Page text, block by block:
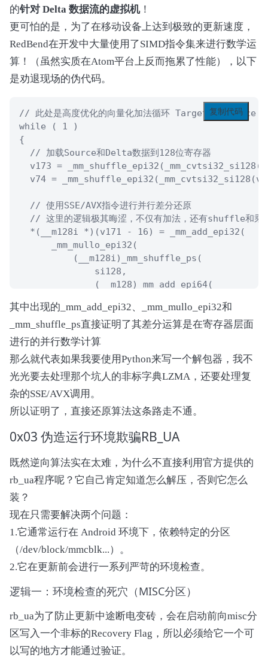
的针对 Delta 数据流的虚拟机！
更可怕的是，为了在移动设备上达到极致的更新速度，
RedBend在开发中大量使用了SIMD指令集来进行数学运
算！（虽然实质在Atom平台上反而拖累了性能），以下
是劝退现场的伪代码。
复制代码
// 此处是高度优化的向量化加法循环 Target = Source
while ( 1 )
{
  // 加载Source和Delta数据到128位寄存器
v173 =
v74 =
  // 使用SSE/AVX指令进行并行差分还原
// 这里的逻辑极其晦涩，不仅有加法，还有shuffle和乘
  *(__m128i *)(v171 - 16) = _mm_add_epi32(
      _mm_mullo_epi32(
          (__m128i)_mm_shuffle_ps(
              si128,
              (__m128)_mm_add_epi64(
                  (__m128i)si128),
              136),
          v173),
      v175
  );
}
其中出现的_mm_add_epi32、_mm_mullo_epi32和
_mm_shuffle_ps直接证明了其差分运算是在寄存器层面
进行的并行数学计算
那么就代表如果我要使用Python来写一个解包器，我不
光光要去处理那个坑人的非标字典LZMA，还要处理复
杂的SSE/AVX调用。
所以证明了，直接还原算法这条路走不通。
0x03 伪造运行环境欺骗RB_UA
既然逆向算法实在太难，为什么不直接利用官方提供的
rb_ua程序呢？它自己肯定知道怎么解压，否则它怎么
装？
现在只需要解决两个问题：
1.它通常运行在 Android 环境下，依赖特定的分区
（/dev/block/mmcblk...）。
2.它在更新前会进行一系列严苛的环境检查。
逻辑一：环境检查的死穴（MISC分区）
rb_ua为了防止更新中途断电变砖，会在启动前向misc分
区写入一个非标的Recovery Flag，所以必须给它一个可
以写的地方才能通过验证。